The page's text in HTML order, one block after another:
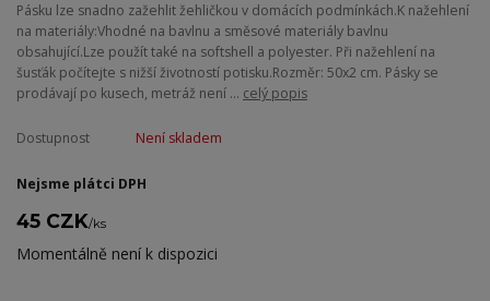
Pásku lze snadno zažehlit žehličkou v domácích podmínkách.K nažehlení
na materiály:Vhodné na bavlnu a směsové materiály bavlnu
obsahující.Lze použít také na softshell a polyester. Při nažehlení na
šusťák počítejte s nižší životností potisku.Rozměr: 50x2 cm. Pásky se
prodávají po kusech, metráž není ... celý popis
Dostupnost Není skladem
Nejsme plátci DPH
45 CZK/ks
Momentálně není k dispozici